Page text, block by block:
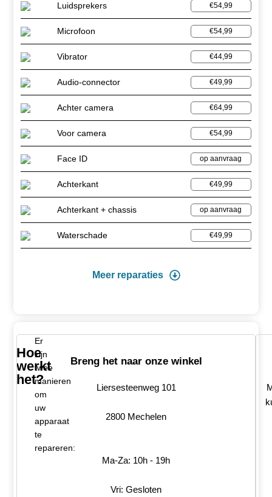
Luidsprekers €54,99
Microfoon €54,99
Vibrator €44,99
Audio-connector €49,99
Achter camera €64,99
Voor camera €54,99
Face ID op aanvraag
Achterkant €49,99
Achterkant + chassis op aanvraag
Waterschade €49,99
Meer reparaties
Hoe
werkt
het?
Er
zijn
twee
manieren
om
uw
apparaat
te
repareren:
Breng het naar onze winkel
Liersesteenweg 101
2800 Mechelen
Ma-Za: 10h - 19h
Vri: Gesloten